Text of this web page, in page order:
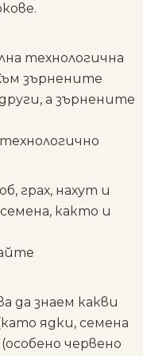
технологична
зърнените
а зърнените
грах, нахут и
, както и
да знаем какви
ядки, семена
червено